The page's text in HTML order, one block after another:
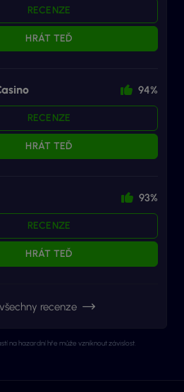
RECENZE
HRÁT TEĎ
94%
RECENZE
HRÁT TEĎ
93%
RECENZE
HRÁT TEĎ
recenze
na hazardní hře může vzniknout závislost.